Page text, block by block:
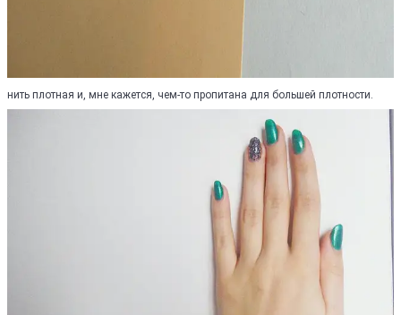
нить плотная и, мне кажется, чем-то пропитана для большей плотности.